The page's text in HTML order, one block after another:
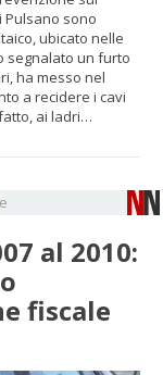
Pulsano sono
ubicato nelle
segnalato un furto
ha messo nel
a recidere i cavi
ai ladri…
al 2010:
fiscale